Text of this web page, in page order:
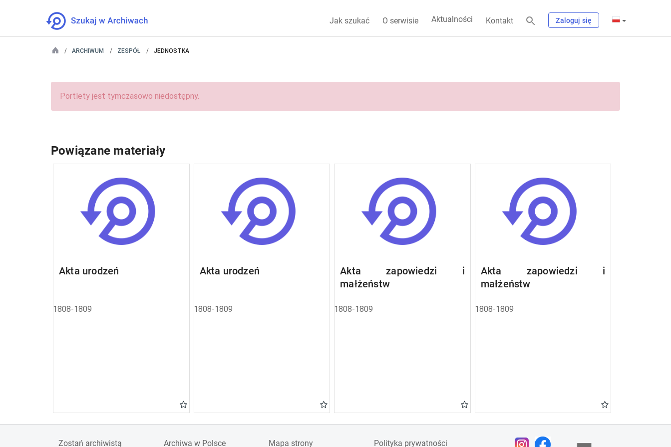
Jak szukać O serwisie Aktualności Kontakt Zaloguj się
ARCHIWUM ZESPÓŁ JEDNOSTKA
Portlety jest tymczasowo niedostępny.
Powiązane materiały
Akta urodzeń
1808-1809
Akta urodzeń
1808-1809
Akta zapowiedzi i
małżeństw
1808-1809
Akta zapowiedzi i
małżeństw
1808-1809
Zostań archiwistą Archiwa w Polsce Mapa strony Polityka prywatności